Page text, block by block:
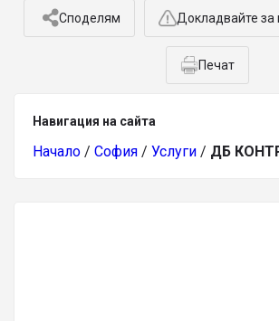
Споделям Докладвайте за
Печат
Навигация на сайта
Начало / София / Услуги / ДБ